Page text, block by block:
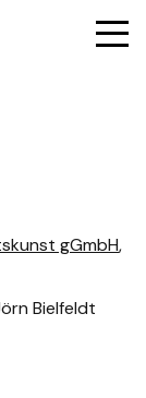
gGmbH,
Bielfeldt